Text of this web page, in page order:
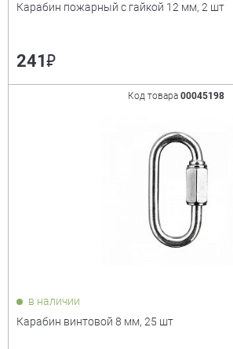
Карабин пожарный с гайкой 12 мм, 2 шт
241₽
Код товара 00045198
в наличии
Карабин винтовой 8 мм, 25 шт